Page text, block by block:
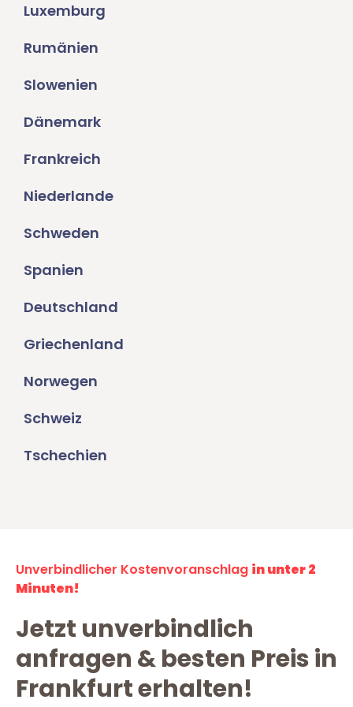
Luxemburg
Rumänien
Slowenien
Dänemark
Frankreich
Niederlande
Schweden
Spanien
Deutschland
Griechenland
Norwegen
Schweiz
Tschechien
Unverbindlicher Kostenvoranschlag in unter 2
Minuten!
Jetzt unverbindlich
anfragen & besten Preis in
Frankfurt erhalten!